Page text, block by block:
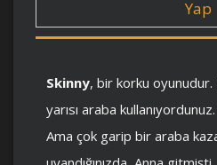
Yap
Skinny, bir korku oyunudur.
yarısı araba
Ama çok garip bir araba